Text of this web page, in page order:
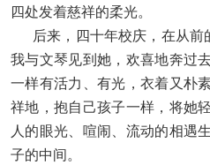
四处发着慈祥的柔光。
后来，四十年校庆，在从前
我与文琴见到她，欢喜地奔过
一样有活力、有光，衣着又朴
祥地，抱自己孩子一样，将她
人的眼光、喧闹、流动的相遇
子的中间。